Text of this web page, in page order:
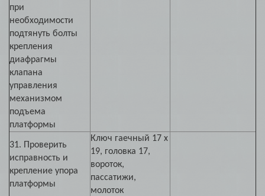
при
необходимости
подтянуть болты
крепления
диафрагмы
клапана
управления
механизмом
подъема
платформы
31. Проверить
исправность и
крепление упора
платформы
Ключ гаечный 17 х
19, головка 17,
вороток,
пассатижи,
молоток